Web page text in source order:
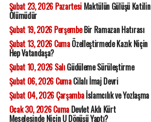
Şubat 23, 2026 PazartesiMaktülün Gülüşü Katilin
Ölümüdür
Şubat 19, 2026 PerşembeBir Ramazan Hatırası
Şubat 13, 2026 CumaÖzelleştirmede Kazık Niçin
Hep Vatandaşa?
Şubat 10, 2026 SalıGüdüleme Sürüleştirme
Şubat 06, 2026 CumaCilalı İmaj Devri
Şubat 04, 2026 Çarşambaİslamcılık ve Yozlaşma
Ocak 30, 2026 CumaDevlet Aklı Kürt
Meselesinde Niçin U Dönüşü Yaptı?